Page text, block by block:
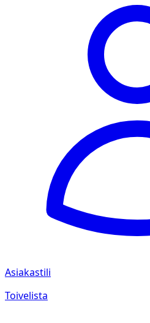
Asiakastili
Toivelista